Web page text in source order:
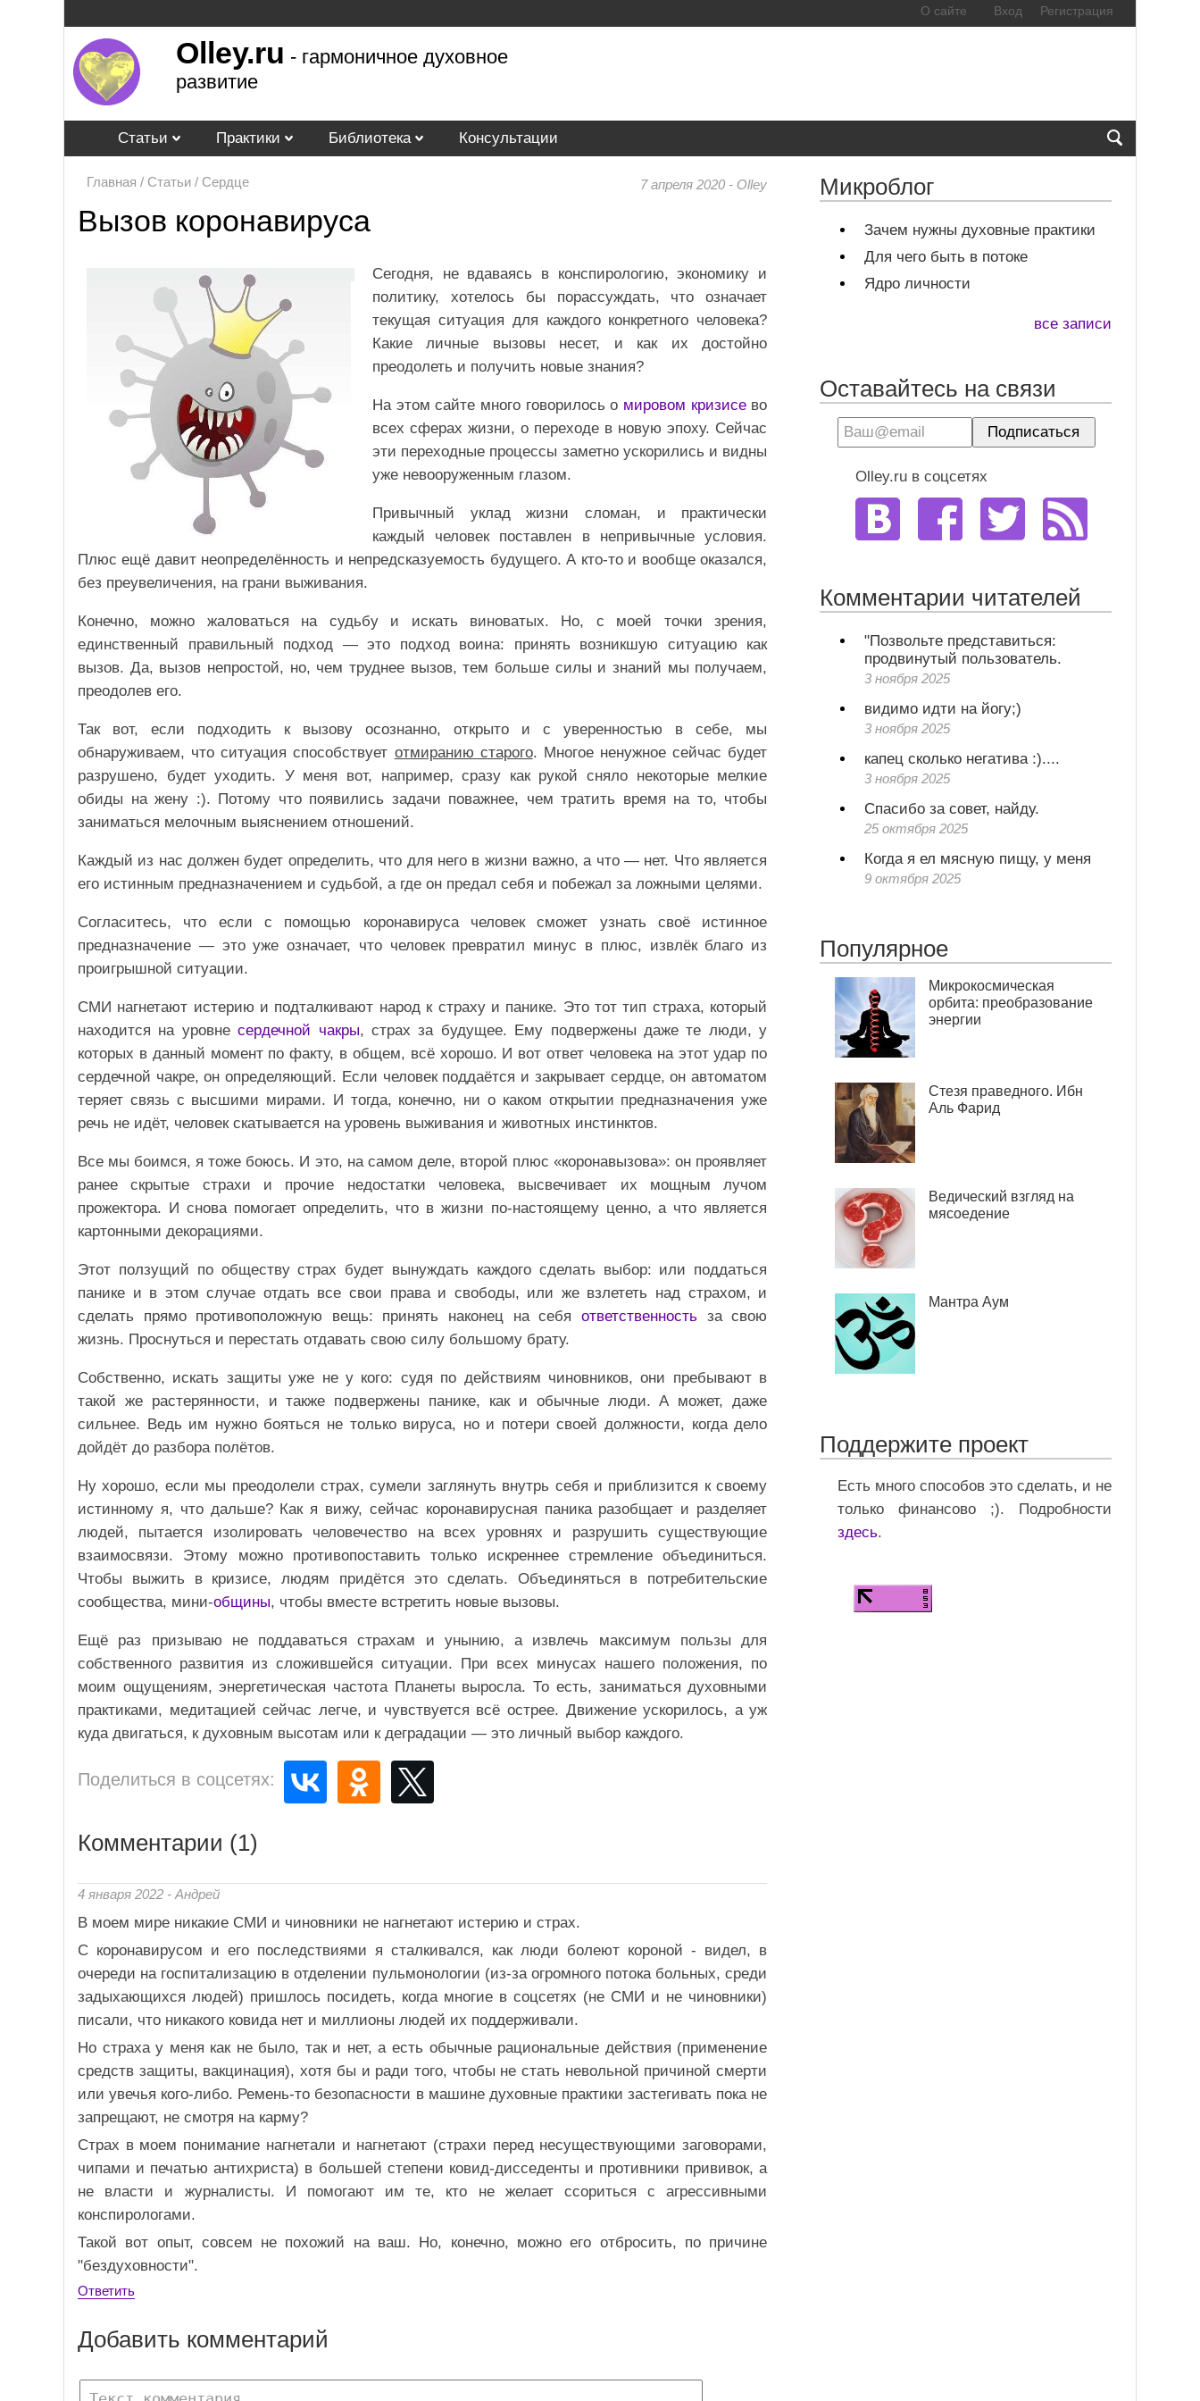
Вход Регистрация
О сайте
Olley.ru - гармоничное духовное
развитие
Статьи Практики Библиотека Консультации
7 апреля 2020 - Olley
Главная / Статьи / Сердце
Вызов коронавируса
Сегодня, не вдаваясь в конспирологию, экономику и
политику, хотелось бы порассуждать, что означает
текущая ситуация для каждого конкретного человека?
Какие личные вызовы несет, и как их достойно
преодолеть и получить новые знания?
На этом сайте много говорилось о мировом кризисево
всех сферах жизни, о переходе в новую эпоху. Сейчас
эти переходные процессы заметно ускорились и видны
уже невооруженным глазом.
Привычный уклад жизни сломан, и практически
каждый человек поставлен в непривычные условия.
Плюс ещё давит неопределённость и непредсказуемость будущего. А кто-то и вообще оказался,
без преувеличения, на грани выживания.
Конечно, можно жаловаться на судьбу и искать виноватых. Но, с моей точки зрения,
единственный правильный подход — это подход воина: принять возникшую ситуацию как
вызов. Да, вызов непростой, но, чем труднее вызов, тем больше силы и знаний мы получаем,
преодолев его.
Так вот, если подходить к вызову осознанно, открыто и с уверенностью в себе, мы
обнаруживаем, что ситуация способствует отмиранию старого. Многое ненужное сейчас будет
разрушено, будет уходить. У меня вот, например, сразу как рукой сняло некоторые мелкие
обиды на жену :). Потому что появились задачи поважнее, чем тратить время на то, чтобы
заниматься мелочным выяснением отношений.
Каждый из нас должен будет определить, что для него в жизни важно, а что — нет. Что является
его истинным предназначением и судьбой, а где он предал себя и побежал за ложными целями.
Согласитесь, что если с помощью коронавируса человек сможет узнать своё истинное
предназначение — это уже означает, что человек превратил минус в плюс, извлёк благо из
проигрышной ситуации.
СМИ нагнетают истерию и подталкивают народ к страху и панике. Это тот тип страха, который
находится на уровнесердечной чакры, страх за будущее. Ему подвержены даже те люди, у
которых в данный момент по факту, в общем, всё хорошо. И вот ответ человека на этот удар по
сердечной чакре, он определяющий. Если человек поддаётся и закрывает сердце, он автоматом
теряет связь с высшими мирами. И тогда, конечно, ни о каком открытии предназначения уже
речь не идёт, человек скатывается на уровень выживания и животных инстинктов.
Все мы боимся, я тоже боюсь. И это, на самом деле, второй плюс «коронавызова»: он проявляет
ранее скрытые страхи и прочие недостатки человека, высвечивает их мощным лучом
прожектора. И снова помогает определить, что в жизни по-настоящему ценно, а что является
картонными декорациями.
Этот ползущий по обществу страх будет вынуждать каждого сделать выбор: или поддаться
панике и в этом случае отдать все свои права и свободы, или же взлететь над страхом, и
сделать прямо противоположную вещь: принять наконец на себя ответственностьза свою
жизнь. Проснуться и перестать отдавать свою силу большому брату.
Собственно, искать защиты уже не у кого: судя по действиям чиновников, они пребывают в
такой же растерянности, и также подвержены панике, как и обычные люди. А может, даже
сильнее. Ведь им нужно бояться не только вируса, но и потери своей должности, когда дело
дойдёт до разбора полётов.
Ну хорошо, если мы преодолели страх, сумели заглянуть внутрь себя и приблизится к своему
истинному я, что дальше? Как я вижу, сейчас коронавирусная паника разобщает и разделяет
людей, пытается изолировать человечество на всех уровнях и разрушить существующие
взаимосвязи. Этому можно противопоставить только искреннее стремление объединиться.
Чтобы выжить в кризисе, людям придётся это сделать. Объединяться в потребительские
сообщества, мини-общины, чтобы вместе встретить новые вызовы.
Ещё раз призываю не поддаваться страхам и унынию, а извлечь максимум пользы для
собственного развития из сложившейся ситуации. При всех минусах нашего положения, по
моим ощущениям, энергетическая частота Планеты выросла. То есть, заниматься духовными
практиками, медитацией сейчас легче, и чувствуется всё острее. Движение ускорилось, а уж
куда двигаться, к духовным высотам или к деградации — это личный выбор каждого.
Поделиться в соцсетях:
Комментарии (1)
4 января 2022 - Андрей
В моем мире никакие СМИ и чиновники не нагнетают истерию и страх.
С коронавирусом и его последствиями я сталкивался, как люди болеют короной - видел, в
очереди на госпитализацию в отделении пульмонологии (из-за огромного потока больных, среди
задыхающихся людей) пришлось посидеть, когда многие в соцсетях (не СМИ и не чиновники)
писали, что никакого ковида нет и миллионы людей их поддерживали.
Но страха у меня как не было, так и нет, а есть обычные рациональные действия (применение
средств защиты, вакцинация), хотя бы и ради того, чтобы не стать невольной причиной смерти
или увечья кого-либо. Ремень-то безопасности в машине духовные практики застегивать пока не
запрещают, не смотря на карму?
Страх в моем понимание нагнетали и нагнетают (страхи перед несуществующими заговорами,
чипами и печатью антихриста) в большей степени ковид-дисседенты и противники прививок, а
не власти и журналисты. И помогают им те, кто не желает ссориться с агрессивными
конспирологами.
Такой вот опыт, совсем не похожий на ваш. Но, конечно, можно его отбросить, по причине
"бездуховности".
Ответить
Добавить комментарий
Микроблог
Зачем нужны духовные практики
Для чего быть в потоке
Ядро личности
все записи
Оставайтесь на связи
Olley.ru в соцсетях
Комментарии читателей
"Позвольте представиться:
продвинутый пользователь.
3 ноября 2025
видимо идти на йогу;)
3 ноября 2025
капец сколько негатива :)....
3 ноября 2025
Спасибо за совет, найду.
25 октября 2025
Когда я ел мясную пищу, у меня
9 октября 2025
Популярное
Микрокосмическая
орбита: преобразование
энергии
Стезя праведного. Ибн
Аль Фарид
Ведический взгляд на
мясоедение
Мантра Аум
Поддержите проект
Есть много способов это сделать, и не
только финансово ;). Подробности
здесь.